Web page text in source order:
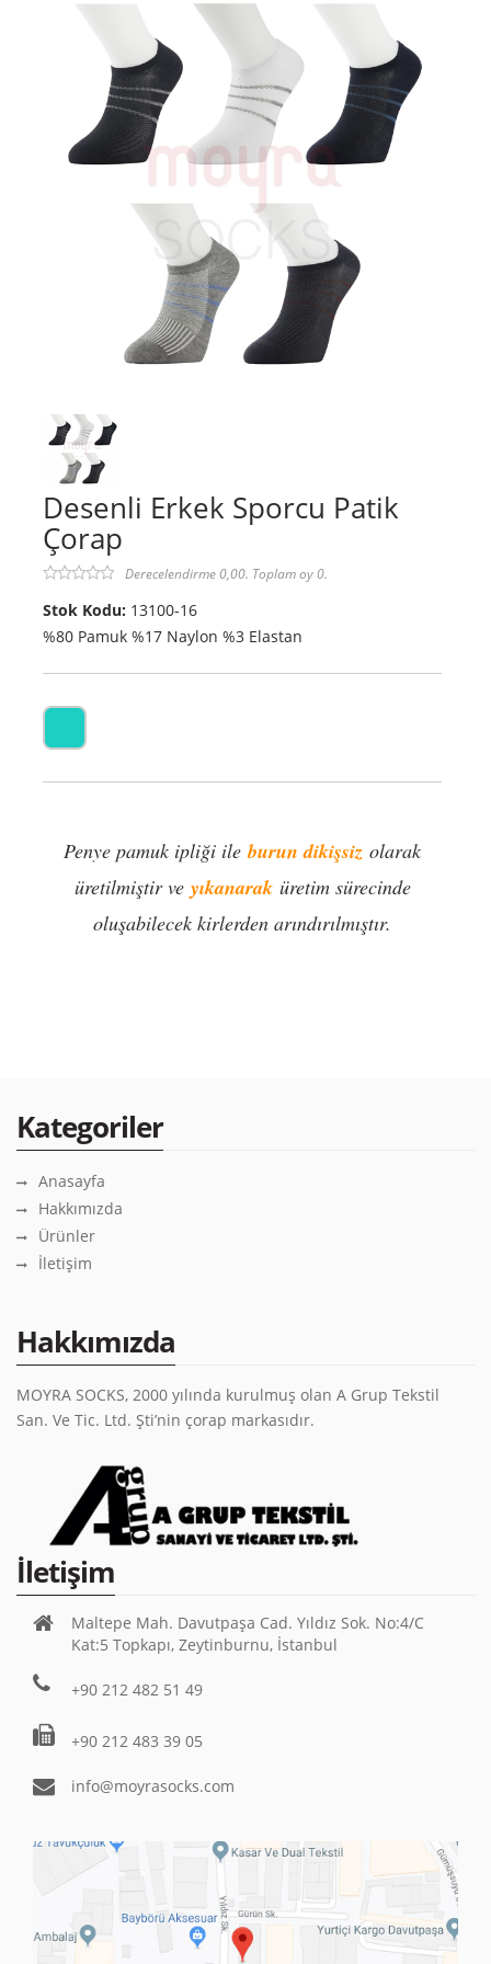
Desenli Erkek Sporcu Patik
Çorap
Derecelendirme 0,00. Toplam oy 0.
Stok Kodu: 13100-16
%80 Pamuk %17 Naylon %3 Elastan
Penye pamuk ipliği ileburun dikişsiz olarak
üretilmiştir ve yıkanaraküretim sürecinde
oluşabilecek kirlerden arındırılmıştır.
Kategoriler
Anasayfa
Hakkımızda
Ürünler
İletişim
Hakkımızda
MOYRA SOCKS, 2000 yılında kurulmuş olan A Grup Tekstil
San. Ve Tic. Ltd. Şti’nin çorap markasıdır.
İletişim
Maltepe Mah. Davutpaşa Cad. Yıldız Sok. No:4/C
Kat:5 Topkapı, Zeytinburnu, İstanbul
+90 212 482 51 49
+90 212 483 39 05
info@moyrasocks.com